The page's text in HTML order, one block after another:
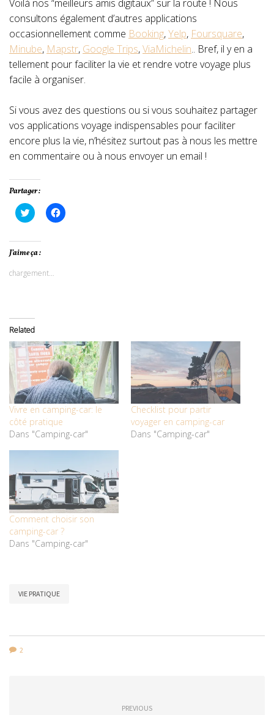
Voilà nos “meilleurs amis digitaux” sur la route ! Nous
consultons également d’autres applications
occasionnellement comme Booking,Yelp, Foursquare,
Minube, Mapstr, Google Trips,ViaMichelin.. Bref, il y en a
tellement pour faciliter la vie et rendre votre voyage plus
facile à organiser.
Si vous avez des questions ou si vous souhaitez partager
vos applications voyage indispensables pour faciliter
encore plus la vie, n’hésitez surtout pas à nous les mettre
en commentaire ou à nous envoyer un email !
Partager :
Cliquez
pour
Twitter(ouvre
dans
une
fenêtre)
Cliquez
pour
J’aime ça :
chargement…
Related
Vivre en camping-car: le
côté pratique
Dans "Camping-car"
Checklist pour partir
voyager en camping-car
Dans "Camping-car"
Comment choisir son
camping-car ?
Dans "Camping-car"
VIE PRATIQUE
2
PREVIOUS